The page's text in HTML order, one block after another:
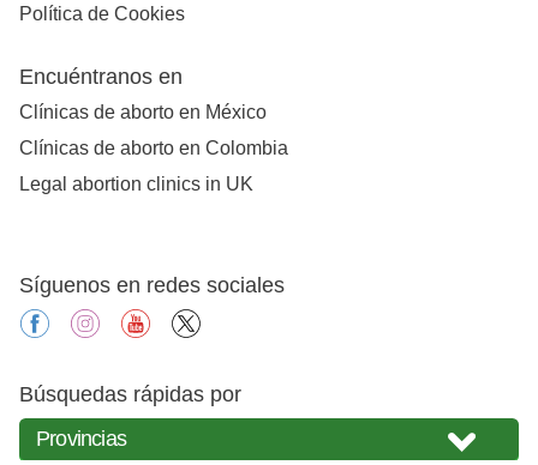
Política de Cookies
Encuéntranos en
Clínicas de aborto en México
Clínicas de aborto en Colombia
Legal abortion clinics in UK
Síguenos en redes sociales
facebookinstagramyoutube
Búsquedas rápidas por